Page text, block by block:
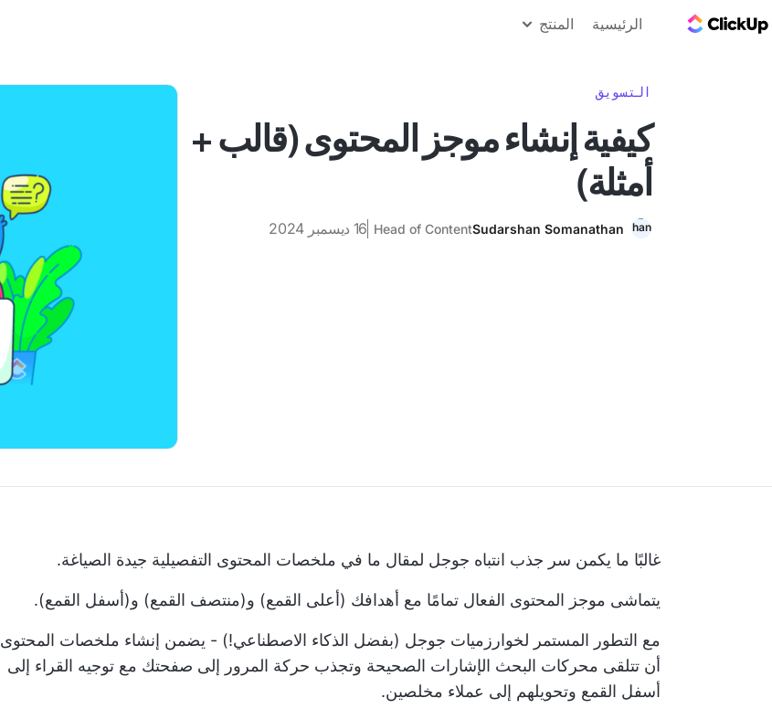
الرئيسية المنتج
التسويق
كيفية إنشاء موجز المحتوى (قالب +
أمثلة)
Sudarshan Somanathan
Head of Content 16 ديسمبر 2024
غالبًا ما يكمن سر جذب انتباه جوجل لمقال ما في ملخصات المحتوى التفصيلية جيدة الصياغة.
يتماشى موجز المحتوى الفعال تمامًا مع أهدافك (أعلى القمع) و(منتصف القمع) و(أسفل القمع).
مع التطور المستمر لخوارزميات جوجل (بفضل الذكاء الاصطناعي!) - يضمن إنشاء ملخصات المحتوى
أن تتلقى محركات البحث الإشارات الصحيحة وتجذب حركة المرور إلى صفحتك مع توجيه القراء إلى
أسفل القمع وتحويلهم إلى عملاء مخلصين.